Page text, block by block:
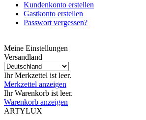
Kundenkonto erstellen
Gastkonto erstellen
Passwort vergessen?
Meine Einstellungen
Versandland
Ihr Merkzettel ist leer.
Merkzettel anzeigen
Ihr Warenkorb ist leer.
Warenkorb anzeigen
ARTYLUX